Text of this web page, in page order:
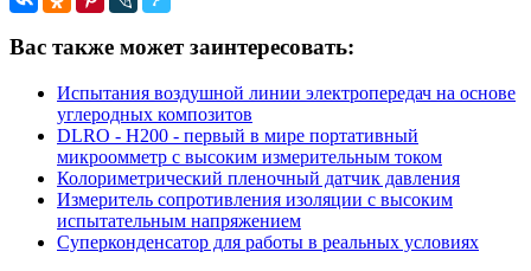
Вас также может заинтересовать:
Испытания воздушной линии электропередач на основе
углеродных композитов
DLRO - H200 - первый в мире портативный
микроомметр с высоким измерительным током
Колориметрический пленочный датчик давления
Измеритель сопротивления изоляции с высоким
испытательным напряжением
Суперконденсатор для работы в реальных условиях